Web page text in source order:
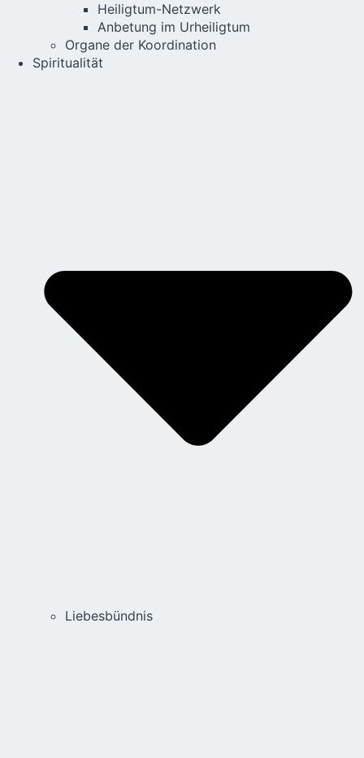
Heiligtum-Netzwerk
Anbetung im Urheiligtum
Organe der Koordination
Spiritualität
Liebesbündnis